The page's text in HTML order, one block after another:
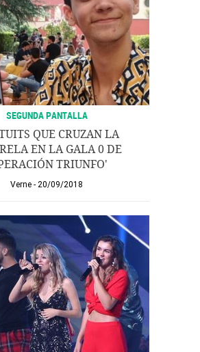
SEGUNDA PANTALLA
QUE CRUZAN LA
EN LA GALA 0 DE
TRIUNFO'
Verne 20/09/2018